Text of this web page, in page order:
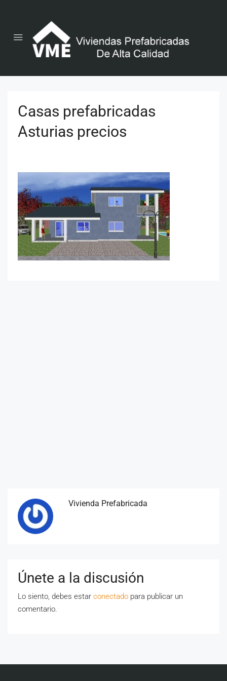
Casas prefabricadas
Asturias precios
Vivienda Prefabricada
Únete a la discusión
Lo siento, debes estar conectado para publicar un
comentario.